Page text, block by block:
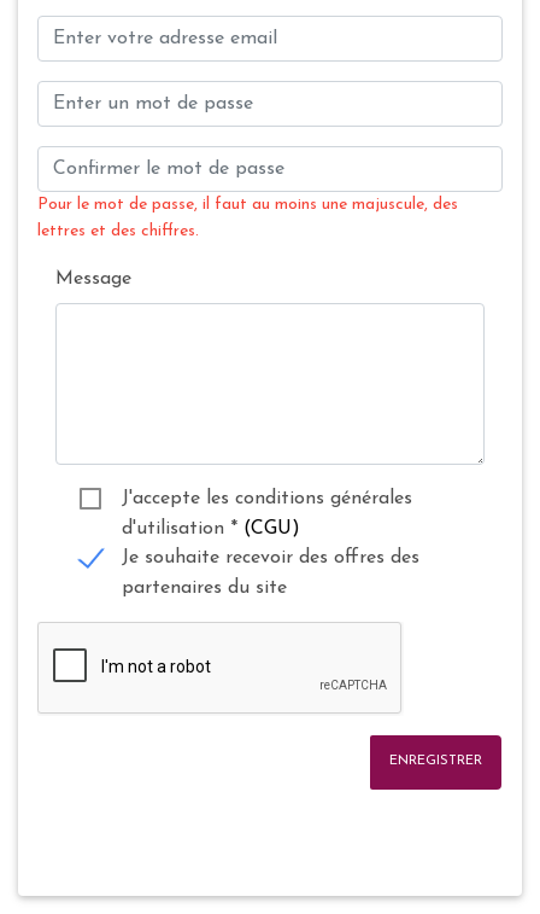
Pour le mot de passe, il faut au moins une majuscule, des
lettres et des chiffres.
Message
J'accepte les conditions générales
d'utilisation * (CGU)
Je souhaite recevoir des offres des
partenaires du site
ENREGISTRER